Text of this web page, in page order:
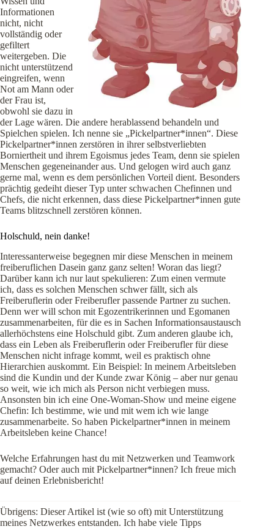
Informationen
nicht, nicht
vollständig oder
gefiltert
weitergeben. Die
nicht unterstützend
eingreifen, wenn
Not am Mann oder
der Frau ist,
obwohl sie dazu in
der Lage wären. Die andere herablassend behandeln und
Spielchen spielen. Ich nenne sie „Pickelpartner*innen“. Diese
Pickelpartner*innen zerstören in ihrer selbstverliebten
Borniertheit und ihrem Egoismus jedes Team, denn sie spielen
Menschen gegeneinander aus. Und gelogen wird auch ganz
gerne mal, wenn es dem persönlichen Vorteil dient. Besonders
prächtig gedeiht dieser Typ unter schwachen Chefinnen und
Chefs, die nicht erkennen, dass diese Pickelpartner*innen gute
Teams blitzschnell zerstören können.
Holschuld, nein danke!
Interessanterweise begegnen mir diese Menschen in meinem
freiberuflichen Dasein ganz ganz selten! Woran das liegt?
Darüber kann ich nur laut spekulieren: Zum einen vermute
ich, dass es solchen Menschen schwer fällt, sich als
Freiberuflerin oder Freiberufler passende Partner zu suchen.
Denn wer will schon mit Egozentrikerinnen und Egomanen
zusammenarbeiten, für die es in Sachen Informationsaustausch
allerhöchstens eine Holschuld gibt. Zum anderen glaube ich,
dass ein Leben als Freiberuflerin oder Freiberufler für diese
Menschen nicht infrage kommt, weil es praktisch ohne
Hierarchien auskommt. Ein Beispiel: In meinem Arbeitsleben
sind die Kundin und der Kunde zwar König – aber nur genau
so weit, wie ich mich als Person nicht verbiegen muss.
Ansonsten bin ich eine One-Woman-Show und meine eigene
Chefin: Ich bestimme, wie und mit wem ich wie lange
zusammenarbeite. So haben Pickelpartner*innen in meinem
Arbeitsleben keine Chance!
Welche Erfahrungen hast du mit Netzwerken und Teamwork
gemacht? Oder auch mit Pickelpartner*innen? Ich freue mich
auf deinen Erlebnisbericht!
Übrigens: Dieser Artikel ist (wie so oft) mit Unterstützung
meines Netzwerkes entstanden. Ich habe viele Tipps